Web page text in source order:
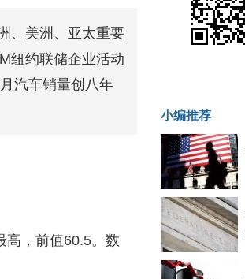
成功，全产业链解析
、美洲、亚太重要
纽约联储企业活动
汽车销量创八年
高，前值60.5。数
小编推荐